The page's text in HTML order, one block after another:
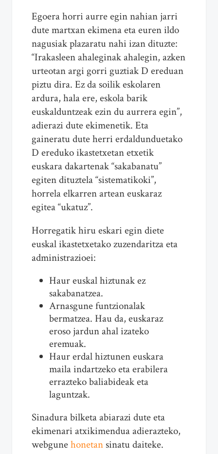
Egoera horri aurre egin nahian jarri
dute martxan ekimena eta euren ildo
nagusiak plazaratu nahi izan dituzte:
“Irakasleen ahaleginak ahalegin, azken
urteotan argi gorri guztiak D ereduan
piztu dira. Ez da soilik eskolaren
ardura, hala ere, eskola barik
euskalduntzeak ezin du aurrera egin”,
adierazi dute ekimenetik. Eta
gaineratu dute herri erdaldunduetako
D ereduko ikastetxetan etxetik
euskara dakartenak “sakabanatu”
egiten dituztela “sistematikoki”,
horrela elkarren artean euskaraz
egitea “ukatuz”.
Horregatik hiru eskari egin diete
euskal ikastetxetako zuzendaritza eta
administrazioei:
Haur euskal hiztunak ez
sakabanatzea.
Arnasgune funtzionalak
bermatzea. Hau da, euskaraz
eroso jardun ahal izateko
eremuak.
Haur erdal hiztunen euskara
maila indartzeko eta erabilera
errazteko baliabideak eta
laguntzak.
Sinadura bilketa abiarazi dute eta
ekimenari atxikimendua adierazteko,
webgunehonetan sinatu daiteke.